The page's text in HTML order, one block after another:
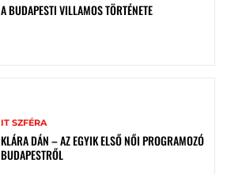
A BUDAPESTI VILLAMOS TÖRTÉNETE
IT SZFÉRA
KLÁRA DÁN – AZ EGYIK ELSŐ NŐI PROGRAMOZÓ
BUDAPESTRŐL